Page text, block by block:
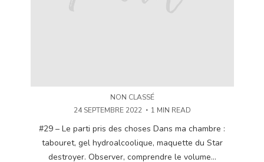
NON CLASSÉ
24 SEPTEMBRE 2022
1 MIN READ
#29 – Le parti pris des choses Dans ma chambre :
tabouret, gel hydroalcoolique, maquette du Star
destroyer. Observer, comprendre le volume...